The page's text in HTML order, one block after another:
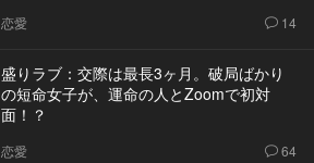
恋愛 14
盛りラブ：交際は最長3ヶ月。破局ばかり
の短命女子が、運命の人とZoomで初対
面！？
恋愛 64